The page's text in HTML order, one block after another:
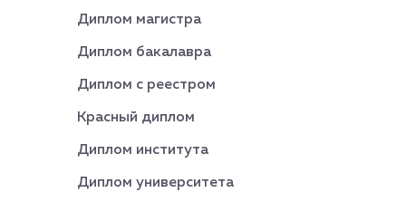
Диплом магистра
Диплом бакалавра
Диплом с реестром
Красный диплом
Диплом института
Диплом университета